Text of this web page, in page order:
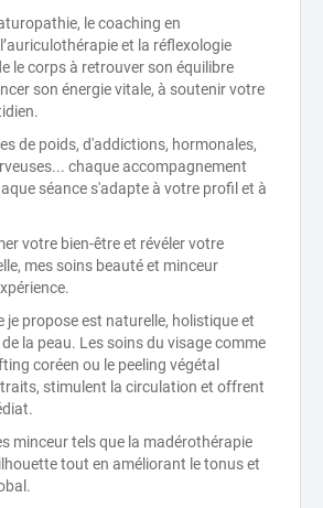
le coaching en
et la réflexologie
le corps à retrouver son équilibre
son énergie vitale, à soutenir votre
de poids, d'addictions, hormonales,
chaque accompagnement
séance s'adapte à votre profil et à
votre bien-être et révéler votre
mes soins beauté et minceur
je propose est naturelle, holistique et
la peau. Les soins du visage comme
coréen ou le peeling végétal
stimulent la circulation et offrent
minceur tels que la madérothérapie
tout en améliorant le tonus et